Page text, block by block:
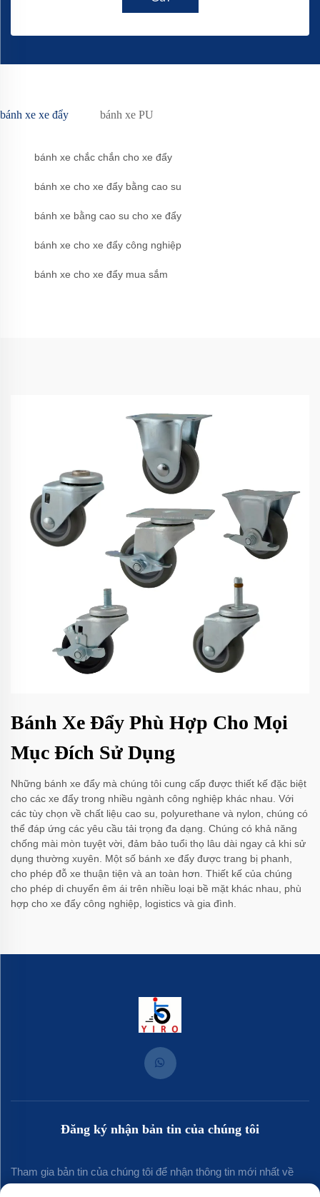
bánh xe xe đẩy bánh xe PU
bánh xe chắc chắn cho xe đẩy
bánh xe cho xe đẩy bằng cao su
bánh xe bằng cao su cho xe đẩy
bánh xe cho xe đẩy công nghiệp
bánh xe cho xe đẩy mua sắm
Bánh Xe Đẩy Phù Hợp Cho Mọi
Mục Đích Sử Dụng
Những bánh xe đẩy mà chúng tôi cung cấp được thiết kế đặc biệt
cho các xe đẩy trong nhiều ngành công nghiệp khác nhau. Với
các tùy chọn về chất liệu cao su, polyurethane và nylon, chúng có
thể đáp ứng các yêu cầu tải trọng đa dạng. Chúng có khả năng
chống mài mòn tuyệt vời, đảm bảo tuổi thọ lâu dài ngay cả khi sử
dụng thường xuyên. Một số bánh xe đẩy được trang bị phanh,
cho phép đỗ xe thuận tiện và an toàn hơn. Thiết kế của chúng
cho phép di chuyển êm ái trên nhiều loại bề mặt khác nhau, phù
hợp cho xe đẩy công nghiệp, logistics và gia đình.
Đăng ký nhận bản tin của chúng tôi
Tham gia bản tin của chúng tôi để nhận thông tin mới nhất về